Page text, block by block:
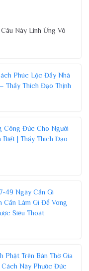
Này Linh Ứng Vô
Phúc Lộc Đầy Nhà
Thầy Thích Đạo Thịnh
Công Đức Cho Người
Biết | Thầy Thích Đạo
49 Ngày Cần Gì
Cần Làm Gì Để Vong
Siêu Thoát
Phật Trên Bàn Thờ Gia
Này Phước Đức